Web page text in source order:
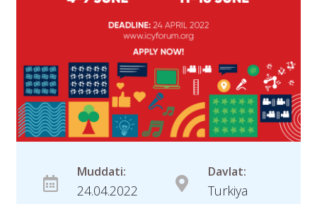
Muddati:
24.04.2022
Davlat:
Turkiya